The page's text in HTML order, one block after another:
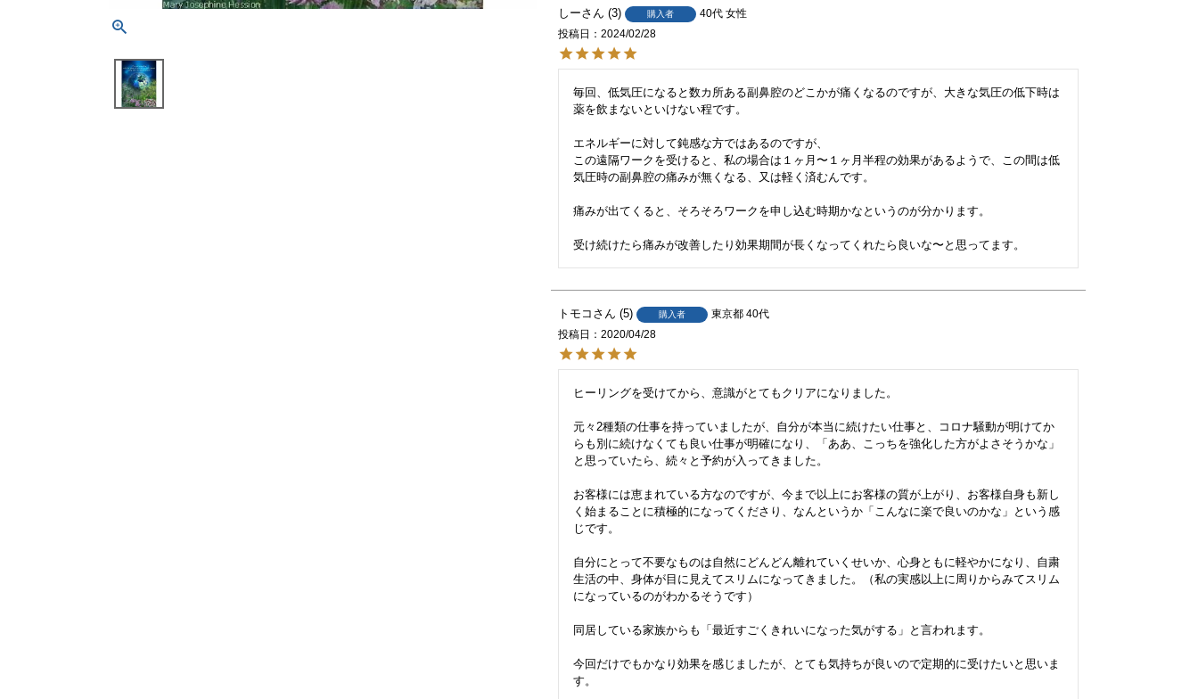
しー 3 購入者 40代 女性
投稿日
2024/02/28
毎回、低気圧になると数カ所ある副鼻腔のどこかが痛くなるのですが、大きな気圧の低下時は
薬を飲まないといけない程です。
エネルギーに対して鈍感な方ではあるのですが、
この遠隔ワークを受けると、私の場合は１ヶ月〜１ヶ月半程の効果があるようで、この間は低
気圧時の副鼻腔の痛みが無くなる、又は軽く済むんです。
痛みが出てくると、そろそろワークを申し込む時期かなというのが分かります。
受け続けたら痛みが改善したり効果期間が長くなってくれたら良いな〜と思ってます。
トモコ 5 購入者 東京都 40代
投稿日
2020/04/28
ヒーリングを受けてから、意識がとてもクリアになりました。
元々2種類の仕事を持っていましたが、自分が本当に続けたい仕事と、コロナ騒動が明けてか
らも別に続けなくても良い仕事が明確になり、「ああ、こっちを強化した方がよさそうかな」
と思っていたら、続々と予約が入ってきました。
お客様には恵まれている方なのですが、今まで以上にお客様の質が上がり、お客様自身も新し
く始まることに積極的になってくださり、なんというか「こんなに楽で良いのかな」という感
じです。
自分にとって不要なものは自然にどんどん離れていくせいか、心身ともに軽やかになり、自粛
生活の中、身体が目に見えてスリムになってきました。（私の実感以上に周りからみてスリム
になっているのがわかるそうです）
同居している家族からも「最近すごくきれいになった気がする」と言われます。
今回だけでもかなり効果を感じましたが、とても気持ちが良いので定期的に受けたいと思いま
す。